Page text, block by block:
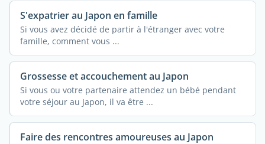
S'expatrier au Japon en famille
Si vous avez décidé de partir à l'étranger avec votre
famille, comment vous ...
Grossesse et accouchement au Japon
Si vous ou votre partenaire attendez un bébé pendant
votre séjour au Japon, il va être ...
Faire des rencontres amoureuses au Japon